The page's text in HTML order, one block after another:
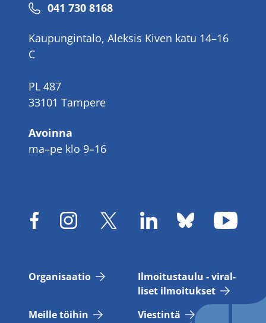
Puhelinnumero
041 730 8168
Kaupungintalo, Aleksis Kiven katu 14–16
C
PL 487
33101 Tampere
Avoinna
ma–pe klo 9–16
Or­ga­ni­saa­tio
Il­moi­tus­tau­lu - vi­ral­
li­set il­moi­tuk­set
Meil­le töi­hin
Vies­tin­tä